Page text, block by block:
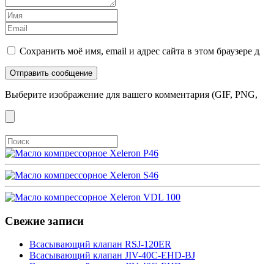
Сохранить моё имя, email и адрес сайта в этом
Выберите изображение для вашего комментария (GIF, PNG,
Свежие записи
Всасывающий клапан RSJ-120ER
Всасывающий клапан JIV-40C-EHD-BJ